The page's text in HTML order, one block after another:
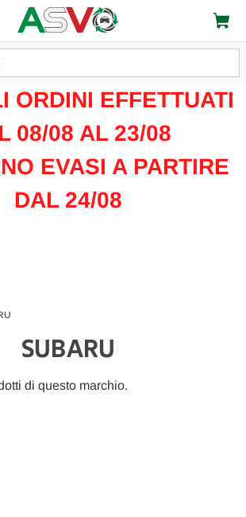
ORDINI EFFETTUATI
08/08 AL 23/08
EVASI A PARTIRE
DAL 24/08
SUBARU
di questo marchio.